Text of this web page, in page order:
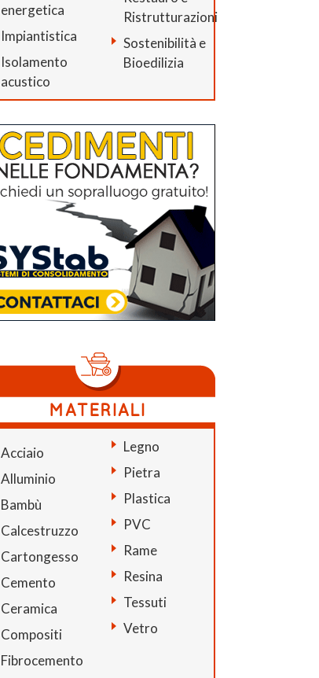
energetica
Impiantistica
Isolamento
acustico
Ristrutturazioni
Sostenibilità e
Bioedilizia
Acciaio
Alluminio
Bambù
Calcestruzzo
Cartongesso
Cemento
Ceramica
Compositi
Fibrocemento
Legno
Pietra
Plastica
PVC
Rame
Resina
Tessuti
Vetro